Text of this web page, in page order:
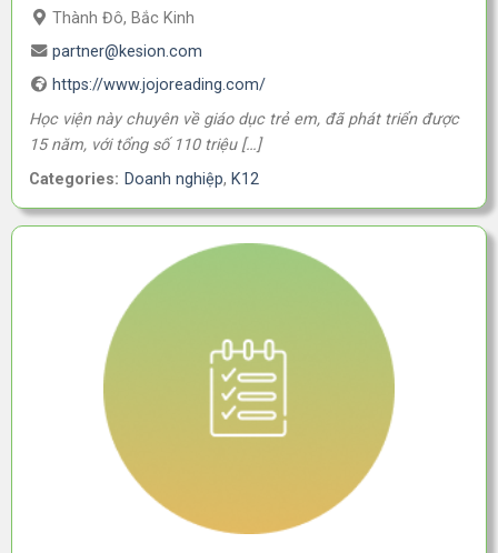
Thành Đô, Bắc Kinh
partner@kesion.com
https://www.jojoreading.com/
Học viện này chuyên về giáo dục trẻ em, đã phát triển được
15 năm, với tổng số 110 triệu […]
Categories: Doanh nghiệp, K12